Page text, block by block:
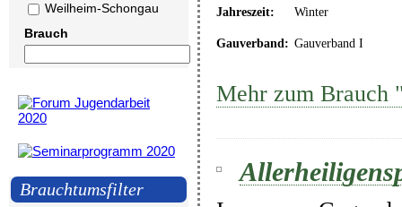
Weilheim-Schongau
Brauch
Brauchtumsfilter
Jahreszeit: Winter
Gauverband: Gauverband I
Mehr zum Brauch